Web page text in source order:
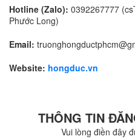
Hotline (Zalo): 0392267777
Phước Long)
Email:
Website: hongduc.vn
THÔNG TIN
Vui lòng điền đây